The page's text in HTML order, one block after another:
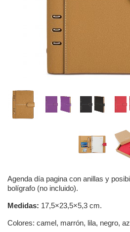
Agenda día pagina con anillas y
bolígrafo (no incluido).
Medidas: 17,5×23,5×5,3 cm.
Colores: camel, marrón, lila, negro,